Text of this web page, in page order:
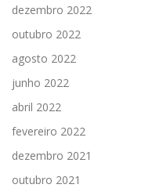
dezembro 2022
outubro 2022
agosto 2022
junho 2022
abril 2022
fevereiro 2022
dezembro 2021
outubro 2021